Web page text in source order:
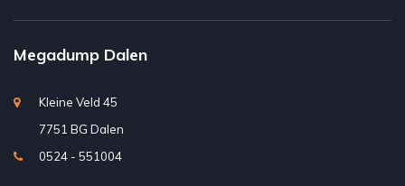
Megadump Dalen
Kleine Veld 45
7751 BG Dalen
0524 - 551004